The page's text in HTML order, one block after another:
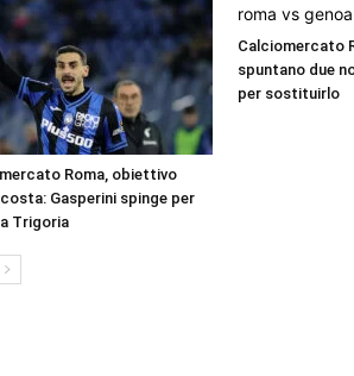
Roma, obiettivo
Gasperini spinge per
Trigoria
Calciomercato
spuntano due
per sostituirlo